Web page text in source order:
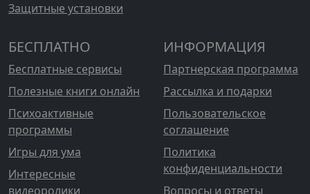
Защитные установки
БЕСПЛАТНО
Бесплатные сервисы
Полезные книги онлайн
Психоактивные
программы
Игры для ума
Интересные
видеоролики
ИНФОРМАЦИЯ
Партнерская программа
Рассылка и подарки
Пользовательское
соглашение
Политика
конфиденциальности
Вопросы и ответы